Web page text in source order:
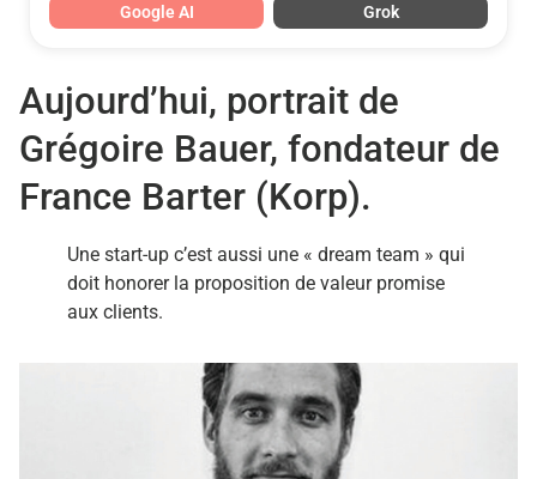
Google AI Grok
Aujourd’hui, portrait de
Grégoire Bauer, fondateur de
France Barter (Korp).
Une start-up c’est aussi une « dream team » qui
doit honorer la proposition de valeur promise
aux clients.